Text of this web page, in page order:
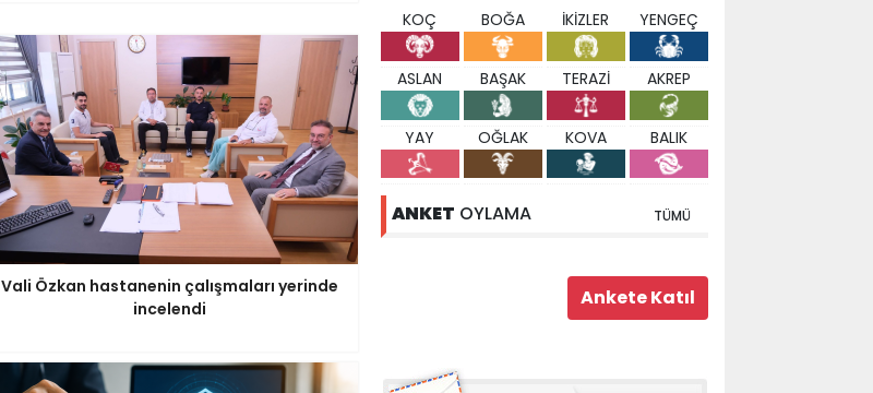
Vali Özkan hastanenin çalışmaları yerinde
incelendi
KOÇ BOĞA İKİZLER YENGEÇ
ASLAN BAŞAK TERAZİ AKREP
YAY OĞLAK KOVA BALIK
ANKET OYLAMA TÜMÜ